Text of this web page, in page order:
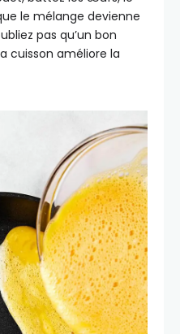
le mélange devienne
pas qu’un bon
cuisson améliore la